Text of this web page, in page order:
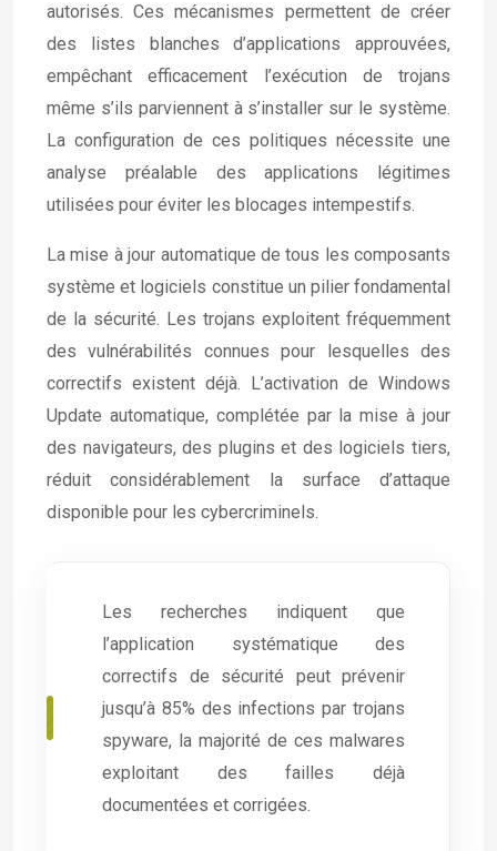
autorisés. Ces mécanismes permettent de créer
des listes blanches d’applications approuvées,
empêchant efficacement l’exécution de trojans
même s’ils parviennent à s’installer sur le système.
La configuration de ces politiques nécessite une
analyse préalable des applications légitimes
utilisées pour éviter les blocages intempestifs.
La mise à jour automatique de tous les composants
système et logiciels constitue un pilier fondamental
de la sécurité. Les trojans exploitent fréquemment
des vulnérabilités connues pour lesquelles des
correctifs existent déjà. L’activation de Windows
Update automatique, complétée par la mise à jour
des navigateurs, des plugins et des logiciels tiers,
réduit considérablement la surface d’attaque
disponible pour les cybercriminels.
Les recherches indiquent que
l’application systématique des
correctifs de sécurité peut prévenir
jusqu’à 85% des infections par trojans
spyware, la majorité de ces malwares
exploitant des failles déjà
documentées et corrigées.